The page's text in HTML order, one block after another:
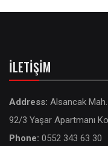
İLETIŞIM
Address: Alsancak
92/3 Yaşar Apartmanı
Phone: 0552 343 63 30